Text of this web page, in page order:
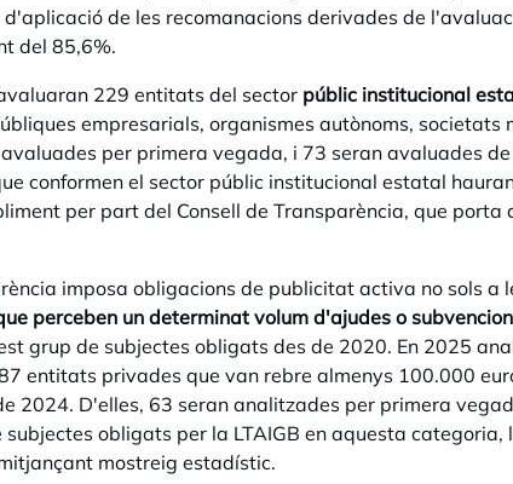
de les recomanacions derivades de
del 85,6%.
229 entitats del sector públic institucional
empresarials, organismes autònoms, societats
per primera vegada, i 73 seran avaluades
conformen el sector públic institucional estatal
per part del Consell de Transparència, que
imposa obligacions de publicitat activa no sols a
perceben un determinat volum d'ajudes o
grup de subjectes obligats des de 2020. En 2025
entitats privades que van rebre almenys 100.000
2024. D'elles, 63 seran analitzades per primera
obligats per la LTAIGB en aquesta
mostreig estadístic.